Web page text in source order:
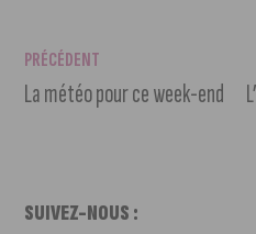
PRÉCÉDENT
La météo pour ce week-end
SUIVEZ-NOUS :